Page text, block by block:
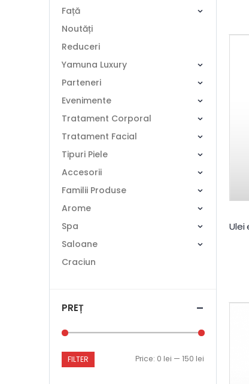
Față
Noutăți
Reduceri
Yamuna Luxury
Parteneri
Evenimente
Tratament Corporal
Tratament Facial
Tipuri Piele
Accesorii
Familii Produse
Arome
Spa
Saloane
Craciun
PREȚ
FILTER Price: 0 lei — 150 lei